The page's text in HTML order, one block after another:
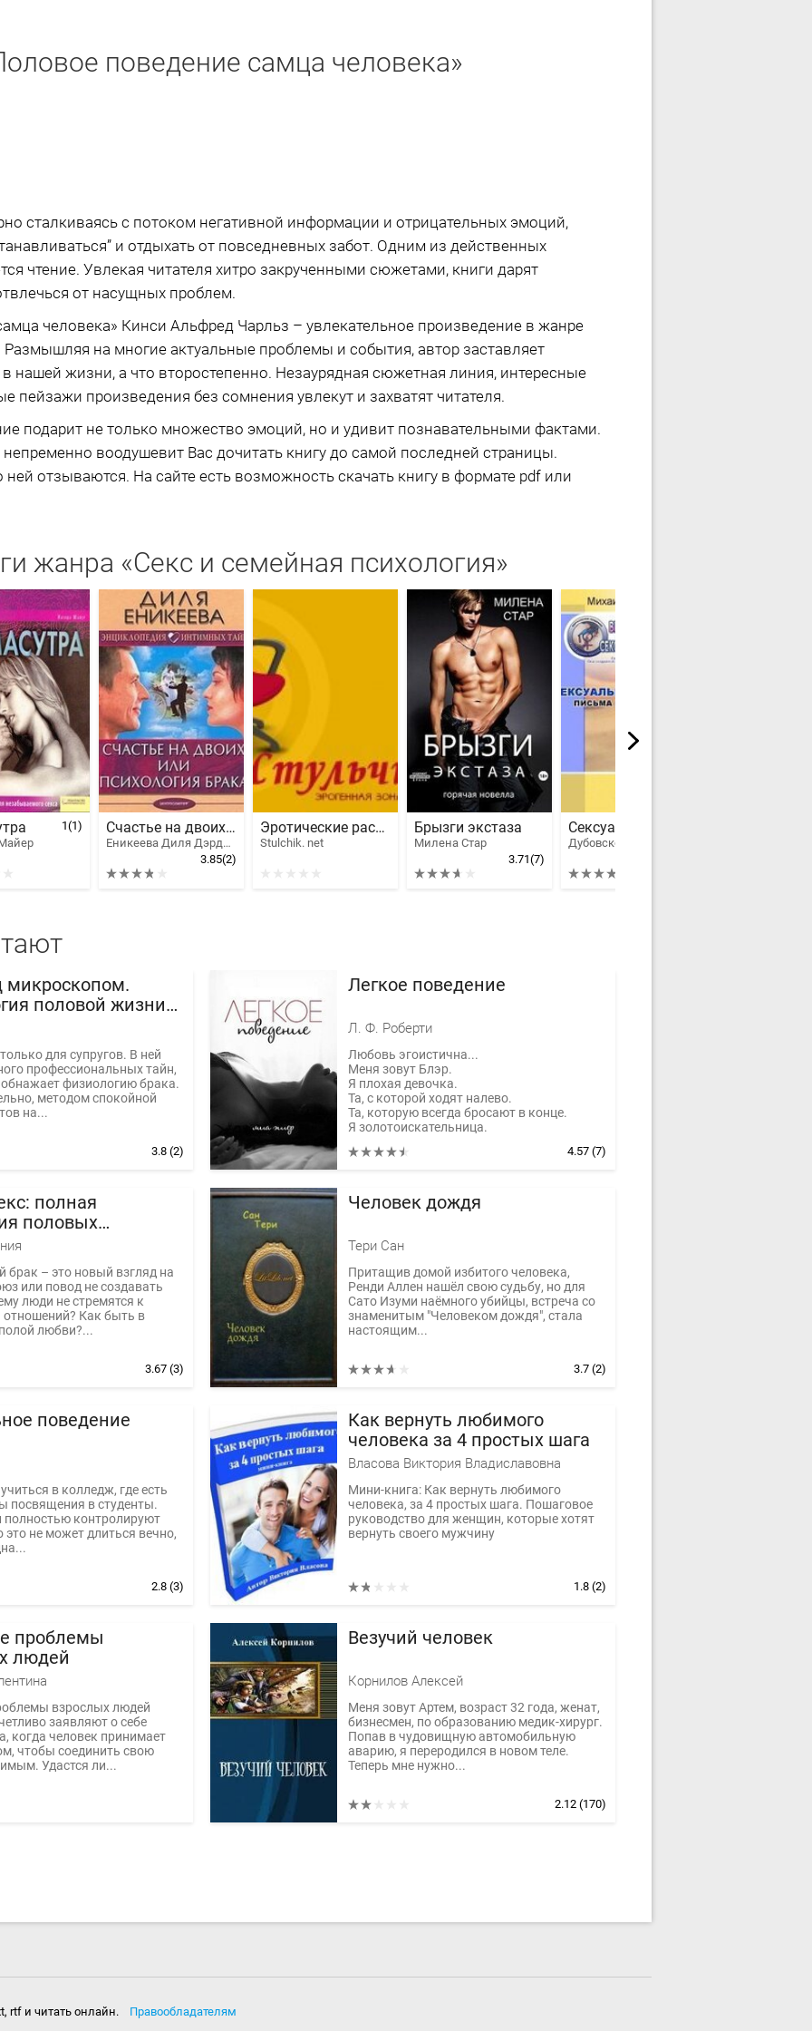
поведение самца человека»
сталкиваясь с потоком негативной информации и отрицательных эмоций,
и отдыхать от повседневных забот. Одним из действенных
чтение. Увлекая читателя хитро закрученными сюжетами, книги дарят
от насущных проблем.
человека» Кинси Альфред Чарльз – увлекательное произведение в жанре
Размышляя на многие актуальные проблемы и события, автор заставляет
нашей жизни, а что второстепенно. Незаурядная сюжетная линия, интересные
пейзажи произведения без сомнения увлекут и захватят читателя.
подарит не только множество эмоций, но и удивит познавательными фактами.
непременно воодушевит Вас дочитать книгу до самой последней страницы.
отзываются. На сайте есть возможность скачать книгу в формате pdf или
жанра «Секс и семейная психология»
1(1) Счастье на двоих или психология брака
Еникеева Диля Дэрдовна
3.85(2)
Эротические рассказы Stulchik.net - Категория "Юмор"
Stulchik. net
Брызги экстаза
Милена Стар
3.71(7)
микроскопом.
половой жизни
для супругов. В ней
профессиональных тайн,
физиологию брака.
методом спокойной
на...
3.8 (2)
Легкое поведение
Л. Ф. Роберти
Любовь эгоистична...
Меня зовут Блэр.
Я плохая девочка.
Та, с которой ходят налево.
Та, которую всегда бросают в конце.
Я золотоискательница.
4.57(7)
полная
половых
брак – это новый взгляд на
или повод не создавать
люди не стремятся к
отношений? Как быть в
любви?...
3.67 (3)
Человек дождя
Тери Сан
Притащив домой избитого человека,
Ренди Аллен нашёл свою судьбу, но для
Сато Изуми наёмного убийцы, встреча со
знаменитым "Человеком дождя", стала
настоящим...
3.7(2)
поведение
в колледж, где есть
посвящения в студенты.
полностью контролируют
это не может длиться вечно,
2.8 (3)
Как вернуть любимого
человека за 4 простых шага
Власова Виктория Владиславовна
Мини-книга: Как вернуть любимого
человека, за 4 простых шага. Пошаговое
руководство для женщин, которые хотят
вернуть своего мужчину
1.8(2)
проблемы
людей
взрослых людей
заявляют о себе
когда человек принимает
чтобы соединить свою
Удастся ли...
Везучий человек
Корнилов Алексей
Меня зовут Артем, возраст 32 года, женат,
бизнесмен, по образованию медик-хирург.
Попав в чудовищную автомобильную
аварию, я переродился в новом теле.
Теперь мне нужно...
2.12(170)
rtf и читать онлайн. Правообладателям